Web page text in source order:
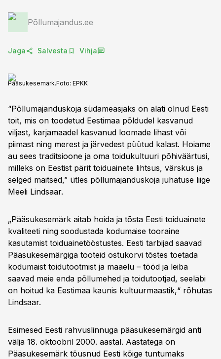
Põllumajandus.ee
Jaga Salvesta Vihja
Pääsukesemärk.Foto: EPKK
“Põllumajanduskoja südameasjaks on alati olnud Eesti
toit, mis on toodetud Eestimaa põldudel kasvanud
viljast, karjamaadel kasvanud loomade lihast või
piimast ning merest ja järvedest püütud kalast. Hoiame
au sees traditsioone ja oma toidukultuuri põhiväärtusi,
milleks on Eestist pärit toiduainete lihtsus, värskus ja
selged maitsed,” ütles põllumajanduskoja juhatuse liige
Meeli Lindsaar.
„Pääsukesemärk aitab hoida ja tõsta Eesti toiduainete
kvaliteeti ning soodustada kodumaise tooraine
kasutamist toiduainetööstustes. Eesti tarbijad saavad
Pääsukesemärgiga tooteid ostukorvi tõstes toetada
kodumaist toidutootmist ja maaelu – tööd ja leiba
saavad meie enda põllumehed ja toidutootjad, seeläbi
on hoitud ka Eestimaa kaunis kultuurmaastik,“ rõhutas
Lindsaar.
Esimesed Eesti rahvuslinnuga pääsukesemärgid anti
välja 18. oktoobril 2000. aastal. Aastatega on
Pääsukesemärk tõusnud Eesti kõige tuntumaks